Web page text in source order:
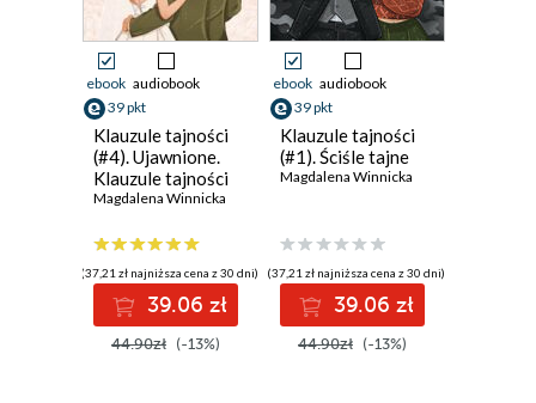
ebook audiobook
39 pkt
Klauzule tajności
(#4). Ujawnione.
Klauzule tajności
Magdalena Winnicka
(37,21 zł najniższa cena z 30 dni)
39.06 zł
44.90zł (-13%)
ebook audiobook
39 pkt
Klauzule tajności
(#1). Ściśle tajne
Magdalena Winnicka
(37,21 zł najniższa cena z 30 dni)
39.06 zł
44.90zł (-13%)